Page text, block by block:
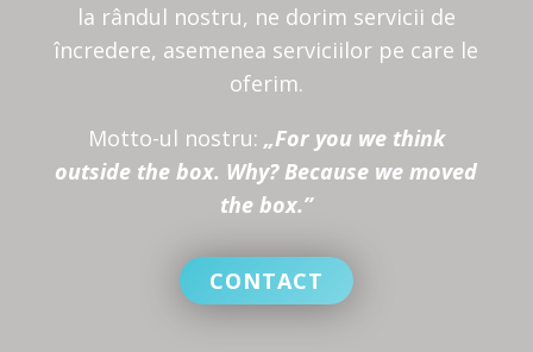
la rândul nostru, ne dorim servicii de
încredere, asemenea serviciilor pe care le
oferim.
Motto-ul nostru: „For you we think
outside the box. Why? Because we moved
the box.”
CONTACT